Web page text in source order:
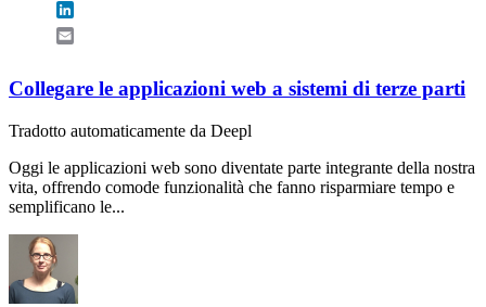
Collegare le applicazioni web a sistemi di terze parti
Tradotto automaticamente da Deepl
Oggi le applicazioni web sono diventate parte integrante della nostra
vita, offrendo comode funzionalità che fanno risparmiare tempo e
semplificano le...